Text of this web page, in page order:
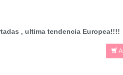
, ultima tendencia Europea!!!!